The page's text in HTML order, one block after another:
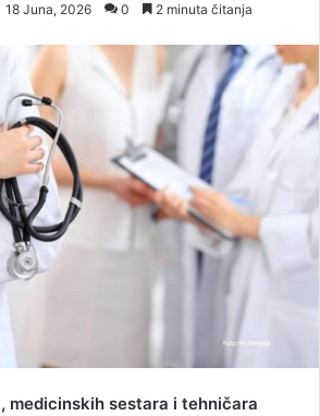
18 Juna, 2026 0 2 minuta čitanja
medicinskih sestara i tehničara